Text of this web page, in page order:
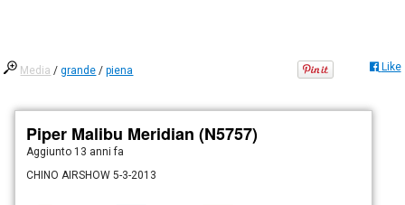
Media /grande /piena Like
Piper Malibu Meridian (N5757)
Aggiunto 13 anni fa
CHINO AIRSHOW 5-3-2013